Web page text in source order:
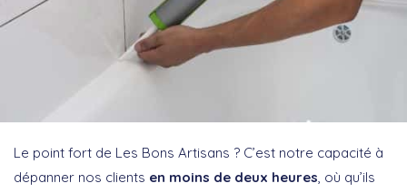
Le point fort de Les Bons Artisans ? C’est notre capacité à
dépanner nos clients en moins de deux heures, où qu’ils